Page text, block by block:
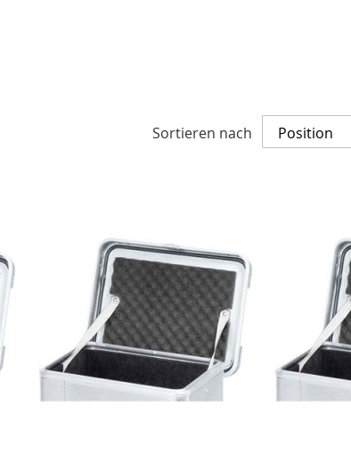
Sortieren nach